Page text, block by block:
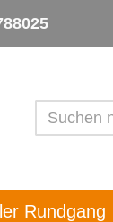
Rundgang